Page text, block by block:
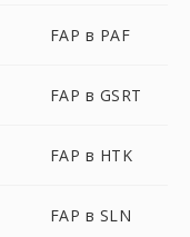
FAP в PAF
FAP в GSRT
FAP в HTK
FAP в SLN